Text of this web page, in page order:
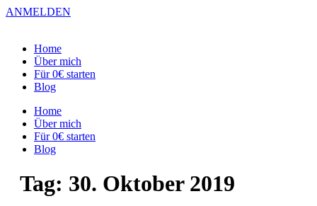
Zum
ANMELDEN
Home
Über mich
Für 0€ starten
Blog
Home
Über mich
Für 0€ starten
Blog
Tag: 30. Oktober 2019